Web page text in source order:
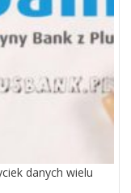
danych wielu